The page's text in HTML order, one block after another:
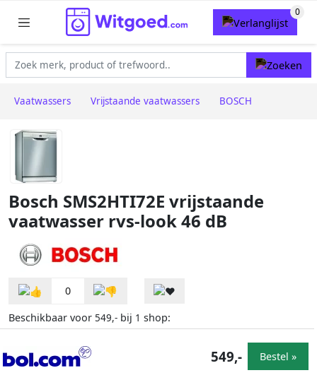
Vaatwassers Vrijstaande vaatwassers BOSCH
Bosch SMS2HTI72E vrijstaande
vaatwasser rvs-look 46 dB
0
Beschikbaar voor 549,- bij 1 shop:
549,- Bestel »